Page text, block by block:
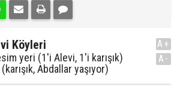
Köyleri
yeri (1'i Alevi, 1'i karışık)
Abdallar yaşıyor)
A+
A-